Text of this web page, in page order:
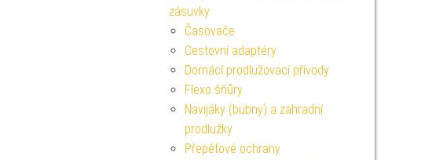
zásuvky
Časovače
Cestovní adaptéry
Domácí prodlužovací přívody
Flexo šňůry
Navijáky (bubny) a zahradní
prodlužky
Přepěťové ochrany